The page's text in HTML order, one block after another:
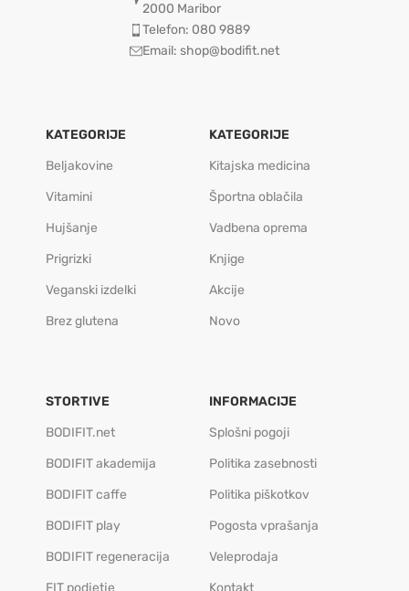
2000 Maribor
Telefon: 080 9889
Email: shop@bodifit.net
KATEGORIJE
Beljakovine
Vitamini
Hujšanje
Prigrizki
Veganski izdelki
Brez glutena
KATEGORIJE
Kitajska medicina
Športna oblačila
Vadbena oprema
Knjige
Akcije
Novo
STORTIVE
BODIFIT.net
BODIFIT akademija
BODIFIT caffe
BODIFIT play
BODIFIT regeneracija
INFORMACIJE
Splošni pogoji
Politika zasebnosti
Politika piškotkov
Pogosta vprašanja
Veleprodaja